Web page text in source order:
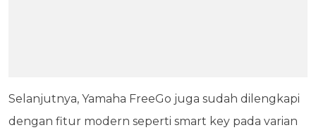
Selanjutnya, Yamaha FreeGo juga sudah dilengkapi
dengan fitur modern seperti smart key pada varian